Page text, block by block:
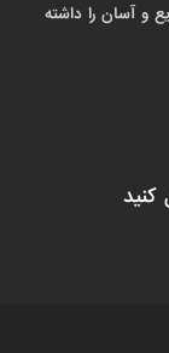
و آسان را داشته
کنید